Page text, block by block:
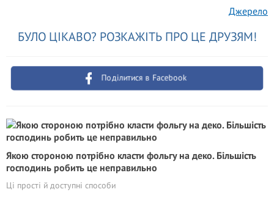
Джерело
БУЛО ЦІКАВО? РОЗКАЖІТЬ ПРО ЦЕ ДРУЗЯМ!
Поділитися в Facebook
Якою стороною потрібно класти фольгу на деко. Більшість
господинь робить це неправильно
Ці прості й доступні способи